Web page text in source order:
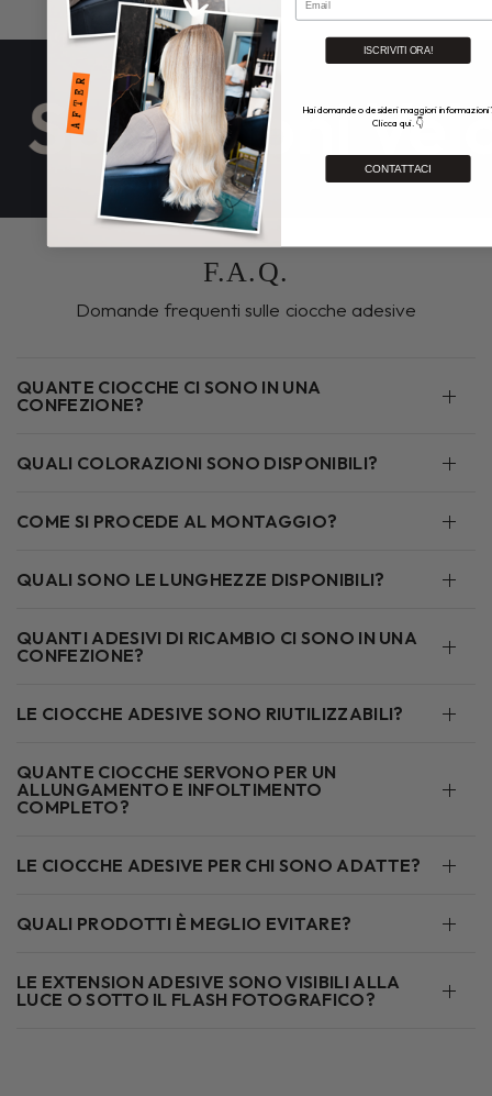
F.A.Q.
Domande frequenti sulle ciocche adesive
QUANTE CIOCCHE CI SONO IN UNA
CONFEZIONE?
QUALI COLORAZIONI SONO DISPONIBILI?
COME SI PROCEDE AL MONTAGGIO?
QUALI SONO LE LUNGHEZZE DISPONIBILI?
QUANTI ADESIVI DI RICAMBIO CI SONO IN UNA
CONFEZIONE?
LE CIOCCHE ADESIVE SONO RIUTILIZZABILI?
QUANTE CIOCCHE SERVONO PER UN
ALLUNGAMENTO E INFOLTIMENTO
COMPLETO?
LE CIOCCHE ADESIVE PER CHI SONO ADATTE?
QUALI PRODOTTI È MEGLIO EVITARE?
LE EXTENSION ADESIVE SONO VISIBILI ALLA
LUCE O SOTTO IL FLASH FOTOGRAFICO?
ISCRIVITI ORA!
Hai domande o desideri maggiori
Clicca qui. 👇
CONTATTACI